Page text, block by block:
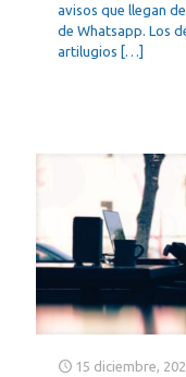
avisos que llegan
de Whatsapp. Los
artilugios […]
15 diciembre,